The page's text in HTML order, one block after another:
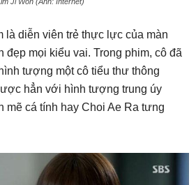
là diễn viên trẻ thực lực của màn
đẹp mọi kiểu vai. Trong phim, cô đã
tượng một cô tiểu thư thông
hẳn với hình tượng trung úy
mẽ cá tính hay Choi Ae Ra tưng